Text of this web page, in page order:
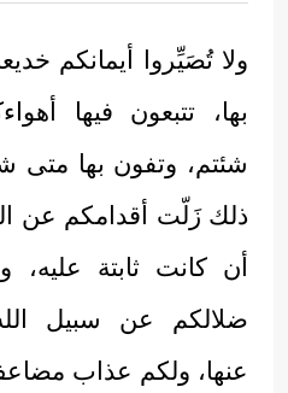
ولا تُصَيِّروا أيمانكم
بها، تتبعون فيها
شئتم، وتفون بها متى
ذلك زَلّت أقدامكم عن
أن كانت ثابتة عليه،
ضلالكم عن سبيل
عنها، ولكم عذاب